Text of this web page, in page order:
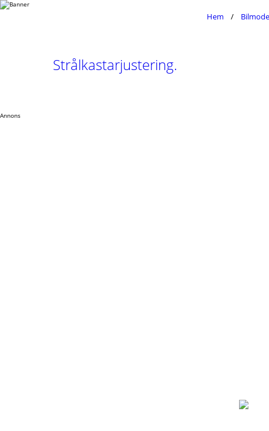
Hem
Strålkastarjustering.
Annons